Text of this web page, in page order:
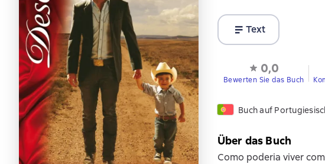
Text
0,0
Bewerten Sie das Buch
Buch auf
Über das Buch
Como poderia viver